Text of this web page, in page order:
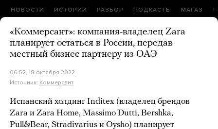
НОВОСТИ ИСТОРИИ РАЗБОР ПОДКАСТЫ МАГАЗ
«Коммерсант»: компания-владелец Zara
планирует остаться в России, передав
местный бизнес партнеру из ОАЭ
06:52, 18 октября 2022
Источник: Коммерсант
Испанский холдинг Inditex (владелец брендов
Zara и Zara Home, Massimo Dutti, Bershka,
Pull&Bear, Stradivarius и Oysho) планирует